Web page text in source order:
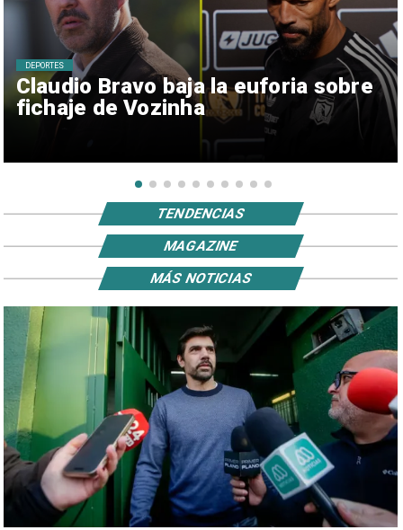
Claudio Bravo baja la euforia sobre
fichaje de Vozinha
DEPORTES
TENDENCIAS
MAGAZINE
MÁS NOTICIAS